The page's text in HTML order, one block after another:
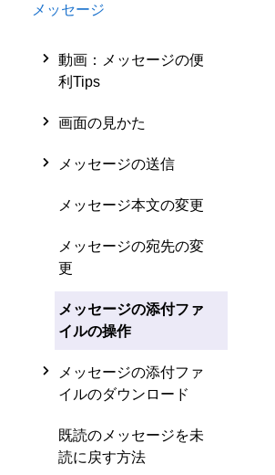
メッセージ
動画：メッセージの便
利Tips
画面の見かた
メッセージの送信
メッセージ本文の変更
メッセージの宛先の変
更
メッセージの添付ファ
イルの操作
メッセージの添付ファ
イルのダウンロード
既読のメッセージを未
読に戻す方法